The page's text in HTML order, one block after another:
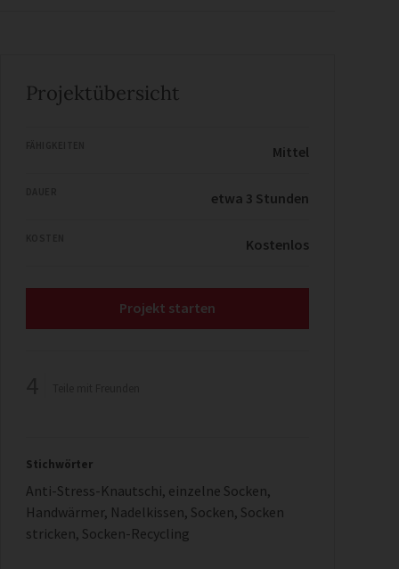
Projektübersicht
Mittel
etwa 3 Stunden
Kostenlos
Projekt starten
Stichwörter
Anti-Stress-Knautschi, einzelne Socken,
Handwärmer, Nadelkissen, Socken, Socken
stricken, Socken-Recycling